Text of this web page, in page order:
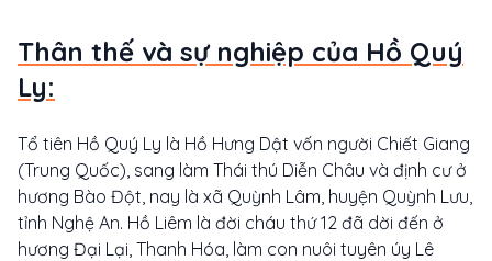
Thân thế và sự nghiệp của Hồ Quý
Ly:
Tổ tiên Hồ Quý Ly là Hồ Hưng Dật vốn người Chiết Giang
(Trung Quốc), sang làm Thái thú Diễn Châu và định cư ở
hương Bào Đột, nay là xã Quỳnh Lâm, huyện Quỳnh Lưu,
tỉnh Nghệ An. Hồ Liêm là đời cháu thứ 12 đã dời đến ở
hương Đại Lại, Thanh Hóa, làm con nuôi tuyên úy Lê